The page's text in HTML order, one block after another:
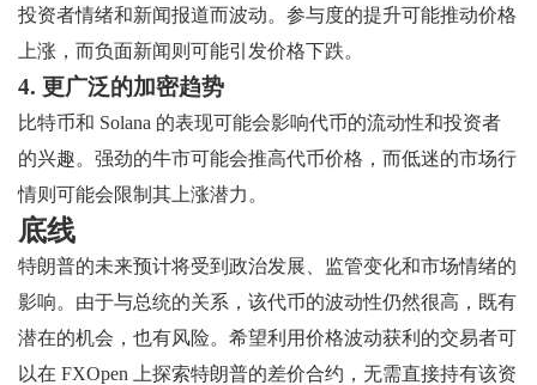
投资者情绪和新闻报道而波动。参与度的提升可能推动价格
上涨，而负面新闻则可能引发价格下跌。
4. 更广泛的加密趋势
比特币和 Solana 的表现可能会影响代币的流动性和投资者
的兴趣。强劲的牛市可能会推高代币价格，而低迷的市场行
情则可能会限制其上涨潜力。
底线
特朗普的未来预计将受到政治发展、监管变化和市场情绪的
影响。由于与总统的关系，该代币的波动性仍然很高，既有
潜在的机会，也有风险。希望利用价格波动获利的交易者可
以在 FXOpen 上探索特朗普的差价合约，无需直接持有该资